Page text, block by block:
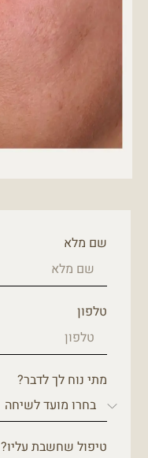
שם מלא
טלפון
מתי נוח לך לדבר?
טיפול שחשבת עליו?